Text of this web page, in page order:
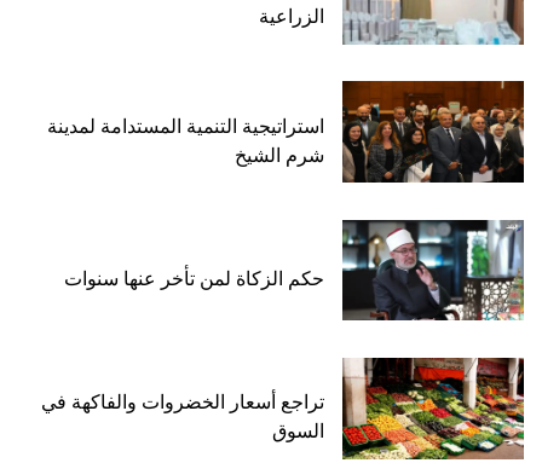
الزراعية
استراتيجية التنمية المستدامة لمدينة
شرم الشيخ
حكم الزكاة لمن تأخر عنها سنوات
تراجع أسعار الخضروات والفاكهة في
السوق